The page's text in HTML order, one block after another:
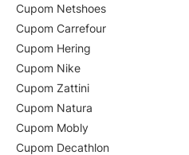
Cupom Netshoes
Cupom Carrefour
Cupom Hering
Cupom Nike
Cupom Zattini
Cupom Natura
Cupom Mobly
Cupom Decathlon